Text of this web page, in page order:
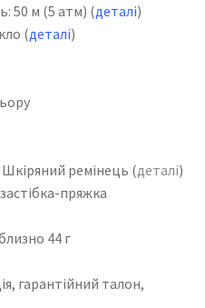
50 м (5 атм) (деталі)
(деталі)
ремінець (деталі)
пряжка
44 г
гарантійний талон,